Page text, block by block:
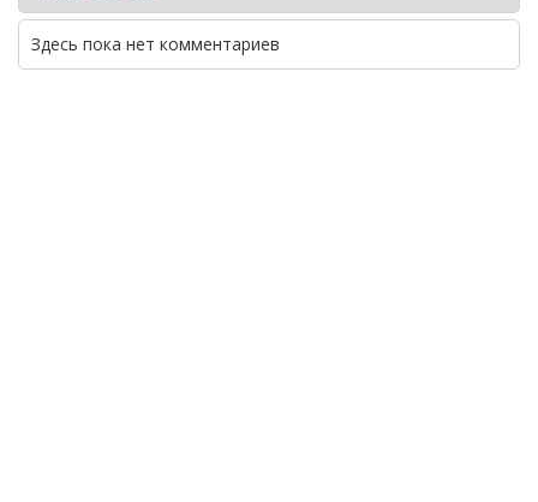
Здесь пока нет комментариев